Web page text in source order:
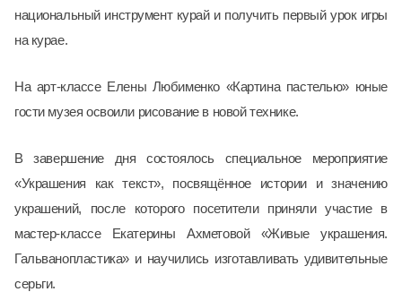
национальный инструмент курай и получить первый урок игры
на курае.
На арт-классе Елены Любименко «Картина пастелью» юные
гости музея освоили рисование в новой технике.
В завершение дня состоялось специальное мероприятие
«Украшения как текст», посвящённое истории и значению
украшений, после которого посетители приняли участие в
мастер-классе Екатерины Ахметовой «Живые украшения.
Гальванопластика» и научились изготавливать удивительные
серьги.